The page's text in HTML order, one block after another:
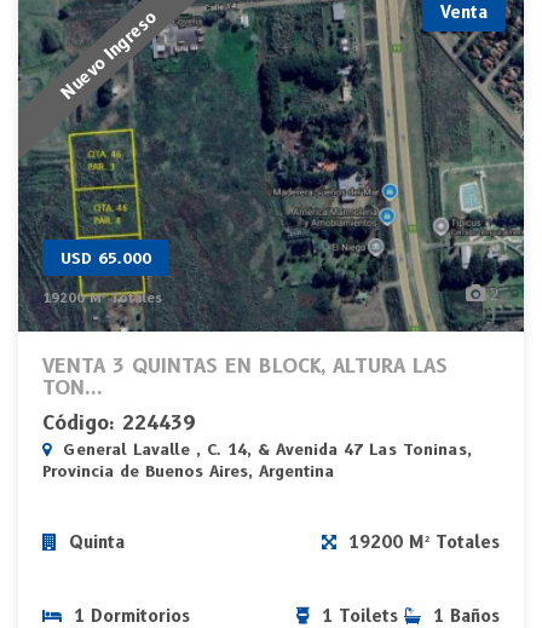
Nuevo Ingreso Venta
USD 65.000
19200 M² Totales 2
VENTA 3 QUINTAS EN BLOCK, ALTURA LAS
TON...
Código: 224439
General Lavalle , C. 14, & Avenida 47 Las Toninas,
Provincia de Buenos Aires, Argentina
Quinta 19200 M² Totales
1 Dormitorios 1 Baños
1 Toilets